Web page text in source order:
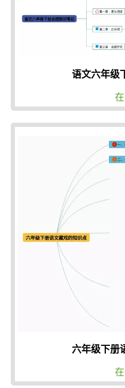
语文六年级
六年级下册